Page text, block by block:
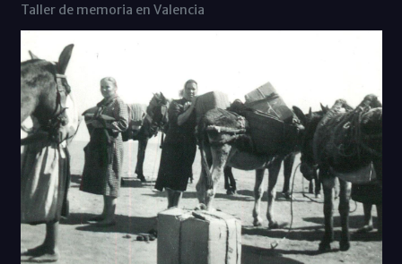
Taller de memoria en Valencia